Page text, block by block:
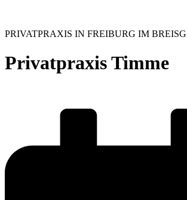
PRIVATPRAXIS IN FREIBURG IM
Privatpraxis Timme